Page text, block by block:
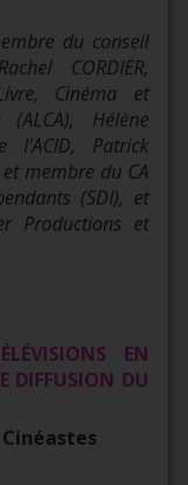
du conseil
CORDIER,
Cinéma et
Hélène
l'ACID, Patrick
et membre du CA
(SDI), et
Productions et
EN
DIFFUSION DU